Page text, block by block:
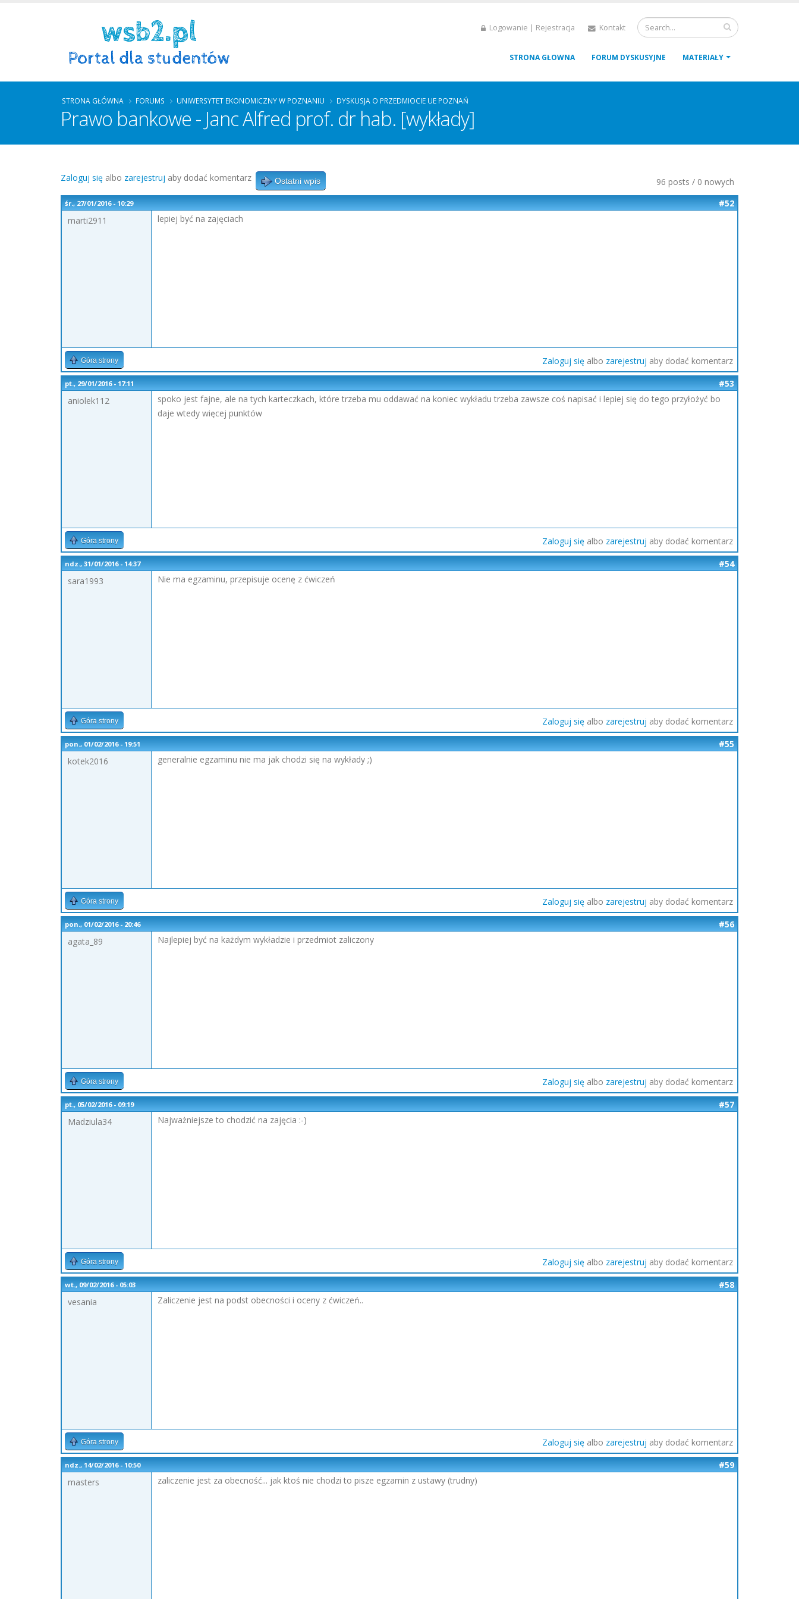
Logowanie | Rejestracja Kontakt
STRONA GŁOWNA FORUM DYSKUSYJNE MATERIAŁY
STRONA GŁÓWNA FORUMS UNIWERSYTET EKONOMICZNY W POZNANIU DYSKUSJA O PRZEDMIOCIE UE POZNAŃ
Prawo bankowe - Janc Alfred prof. dr hab. [wykłady]
96 posts / 0 nowych
Zaloguj się albo zarejestruj aby dodać komentarz Ostatni wpis
śr., 27/01/2016 - 10:29
#52
marti2911
lepiej być na zajęciach
Góra strony Zaloguj się albo zarejestruj aby dodać komentarz
pt., 29/01/2016 - 17:11
#53
aniolek112
spoko jest fajne, ale na tych karteczkach, które trzeba mu oddawać na koniec wykładu trzeba zawsze coś napisać i lepiej się do tego przyłożyć bo
daje wtedy więcej punktów
Góra strony Zaloguj się albo zarejestruj aby dodać komentarz
ndz., 31/01/2016 - 14:37
#54
sara1993
Nie ma egzaminu, przepisuje ocenę z ćwiczeń
Góra strony Zaloguj się albo zarejestruj aby dodać komentarz
pon., 01/02/2016 - 19:51
#55
kotek2016
generalnie egzaminu nie ma jak chodzi się na wykłady ;)
Góra strony Zaloguj się albo zarejestruj aby dodać komentarz
pon., 01/02/2016 - 20:46
#56
agata_89
Najlepiej być na każdym wykładzie i przedmiot zaliczony
Góra strony Zaloguj się albo zarejestruj aby dodać komentarz
pt., 05/02/2016 - 09:19
#57
Madziula34
Najważniejsze to chodzić na zajęcia :-)
Góra strony Zaloguj się albo zarejestruj aby dodać komentarz
wt., 09/02/2016 - 05:03
#58
vesania
Zaliczenie jest na podst obecności i oceny z ćwiczeń..
Góra strony Zaloguj się albo zarejestruj aby dodać komentarz
ndz., 14/02/2016 - 10:50
#59
masters
zaliczenie jest za obecność... jak ktoś nie chodzi to pisze egzamin z ustawy (trudny)